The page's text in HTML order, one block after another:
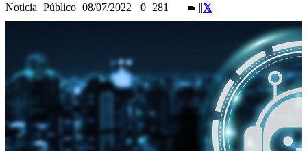
Noticia Público 08/07/2022 0 281 ||